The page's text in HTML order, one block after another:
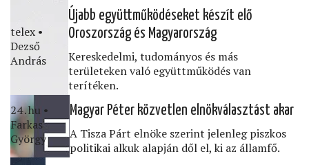
telex •
Dezső
András
Újabb együttműködéseket készít elő
Oroszország és Magyarország
Kereskedelmi, tudományos és más
területeken való együttműködés van
terítéken.
24․hu •
Farkas
György
Magyar Péter közvetlen elnökválasztást akar
A Tisza Párt elnöke szerint jelenleg piszkos
politikai alkuk alapján dől el, ki az államfő.